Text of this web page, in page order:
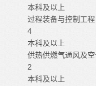
本科及以上
过程装备与控制工程
4
本科及以上
供热供燃气通风及
2
本科及以上